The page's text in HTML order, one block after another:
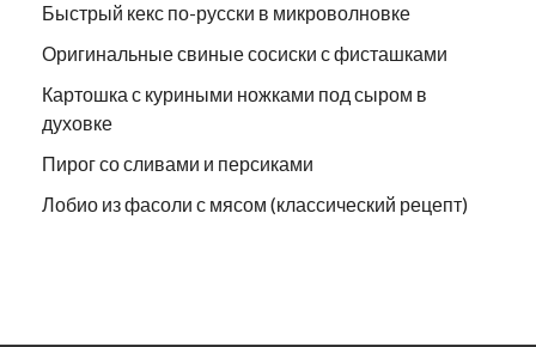
Быстрый кекс по-русски в микроволновке
Оригинальные свиные сосиски с фисташками
Картошка с куриными ножками под сыром в
духовке
Пирог со сливами и персиками
Лобио из фасоли с мясом (классический рецепт)